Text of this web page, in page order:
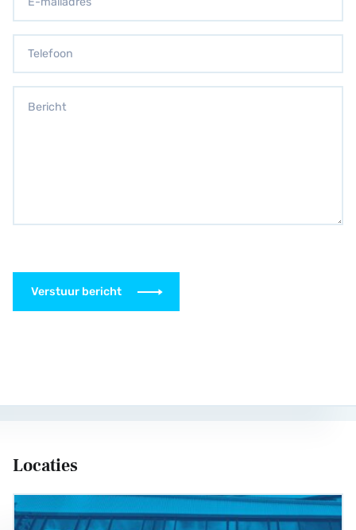
Verstuur bericht
Locaties